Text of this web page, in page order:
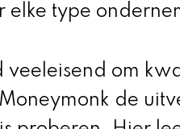
elke type
veeleisend om
de